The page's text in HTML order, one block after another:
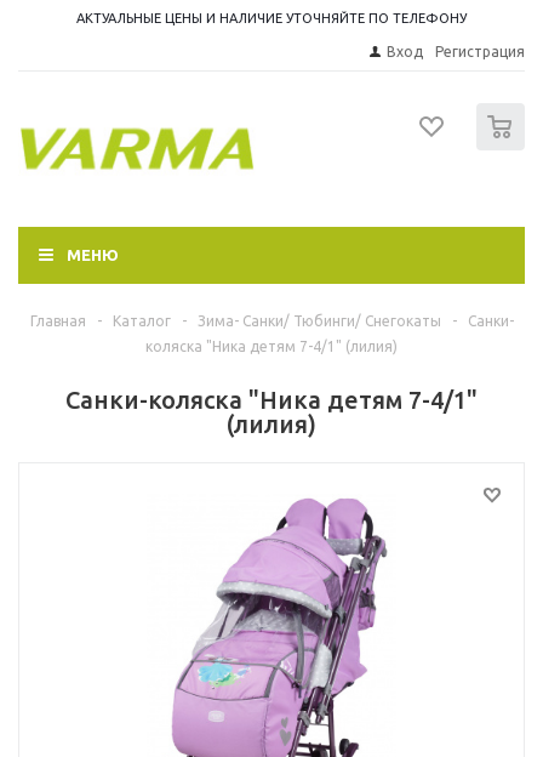
АКТУАЛЬНЫЕ ЦЕНЫ И НАЛИЧИЕ УТОЧНЯЙТЕ ПО ТЕЛЕФОНУ
Вход Регистрация
МЕНЮ
Главная - Каталог - Зима- Санки/ Тюбинги/ Снегокаты -
Санки-
коляска "Ника детям 7-4/1" (лилия)
Санки-коляска "Ника детям 7-4/1"
(лилия)